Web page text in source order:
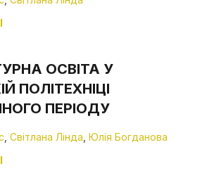
ОСВІТА У
ПОЛІТЕХНІЦІ
ПЕРІОДУ
Світлана Лінда Юлія Богданова